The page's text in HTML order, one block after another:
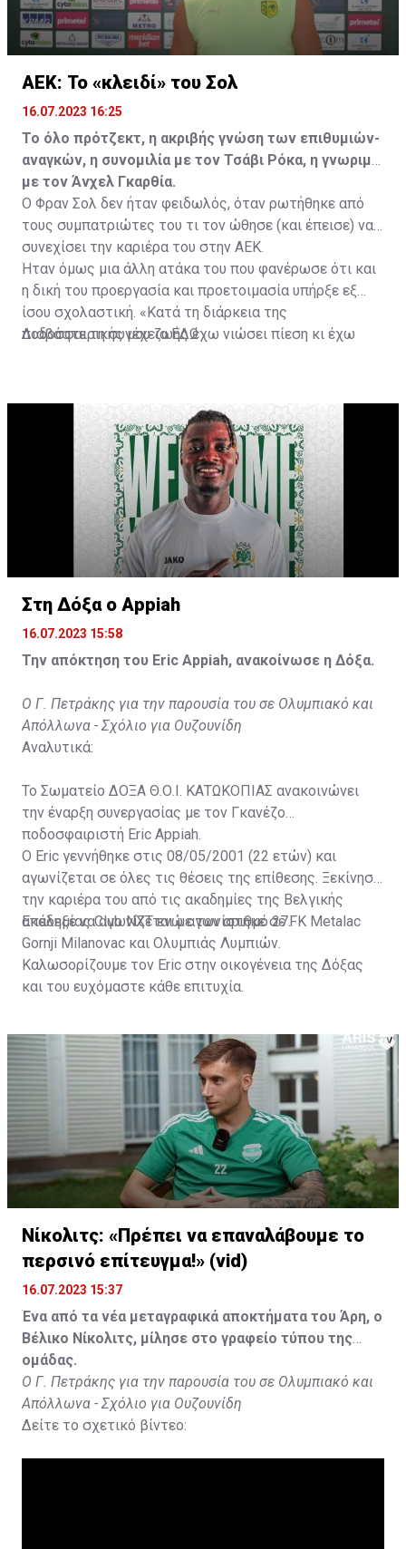
ΑΕΚ: Το «κλειδί» του Σολ
16.07.2023 16:25
Το όλο πρότζεκτ, η ακριβής γνώση των επιθυμιών-
αναγκών, η συνομιλία με τον Τσάβι Ρόκα, η γνωριμία
με τον Άνχελ Γκαρθία.
Ο Φραν Σολ δεν ήταν φειδωλός, όταν ρωτήθηκε από
τους συμπατριώτες του τι τον ώθησε (και έπεισε) να
συνεχίσει την καριέρα του στην ΑΕΚ.
Ήταν όμως μια άλλη ατάκα του που φανέρωσε ότι και
η δική του προεργασία και προετοιμασία υπήρξε εξ
ίσου σχολαστική. «Κατά τη διάρκεια της
ποδοσφαιρικής μου ζωής έχω νιώσει πίεση κι έχω
Διαβάστε τη συνέχειαΕΔΩ
Στη Δόξα ο Appiah
16.07.2023 15:58
Την απόκτηση του Eric Appiah, ανακοίνωσε η Δόξα.
Ο Γ. Πετράκης για την παρουσία του σε Ολυμπιακό και
Απόλλωνα - Σχόλιο για Ουζουνίδη
Αναλυτικά:
Το Σωματείο ΔΟΞΑ Θ.Ο.Ι. ΚΑΤΩΚΟΠΙΑΣ ανακοινώνει
την έναρξη συνεργασίας με τον Γκανέζο
ποδοσφαιριστή Eric Appiah.
Ο Eric γεννήθηκε στις 08/05/2001 (22 ετών) και
αγωνίζεται σε όλες τις θέσεις της επίθεσης. Ξεκίνησε
την καριέρα του από τις ακαδημίες της Βελγικής
ακαδημίας Club NXT ενώ αγωνίστηκε σε FK Metalac
Gornji Milanovac και Ολυμπιάς Λυμπιών.
Επέλεξε να αγωνίζεται με τον αριθμό 27.
Καλωσορίζουμε τον Eric στην οικογένεια της Δόξας
και του ευχόμαστε κάθε επιτυχία.
Νίκολιτς: «Πρέπει να επαναλάβουμε το
περσινό επίτευγμα!» (vid)
16.07.2023 15:37
Ένα από τα νέα μεταγραφικά αποκτήματα του Άρη, ο
Βέλικο Νίκολιτς, μίλησε στο γραφείο τύπου της
ομάδας.
Ο Γ. Πετράκης για την παρουσία του σε Ολυμπιακό και
Απόλλωνα - Σχόλιο για Ουζουνίδη
Δείτε το σχετικό βίντεο: